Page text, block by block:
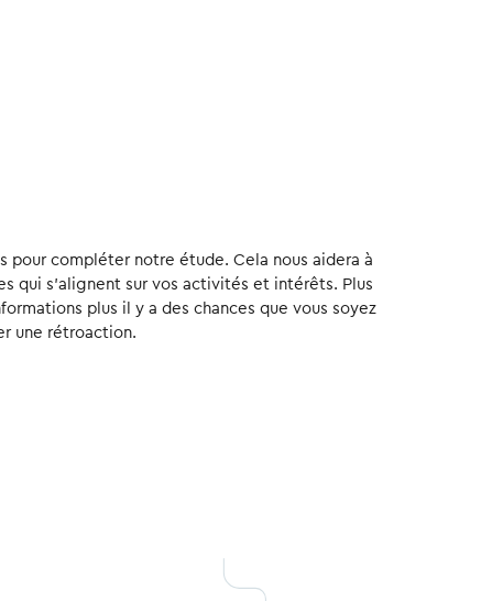
pour compléter notre étude. Cela nous aidera à
qui s’alignent sur vos activités et intérêts. Plus
plus il y a des chances que vous soyez
une rétroaction.